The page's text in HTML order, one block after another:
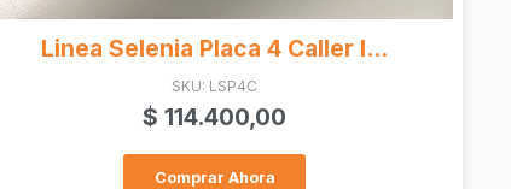
1.387.900,00
Comprar Ahora